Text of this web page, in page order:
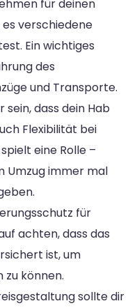
für deinen
verschiedene
Ein wichtiges
des
und Transporte.
dass dein Hab
Flexibilität bei
eine Rolle –
Umzug immer mal
für
achten, dass das
ist, um
können.
sollte dir